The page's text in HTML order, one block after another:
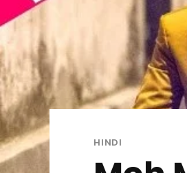
HINDI